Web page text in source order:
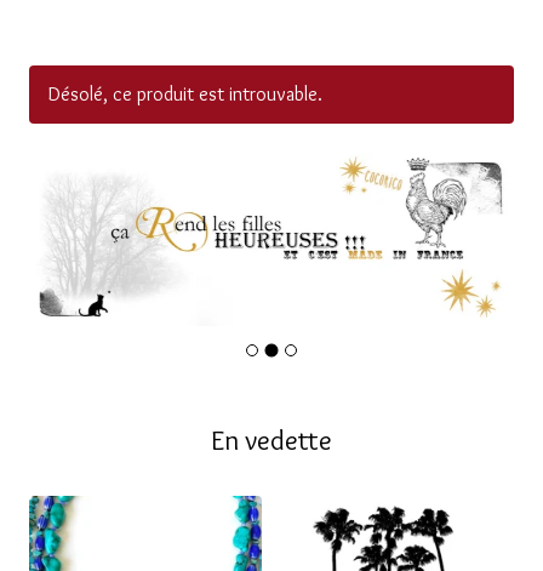
Désolé, ce produit est introuvable.
En vedette